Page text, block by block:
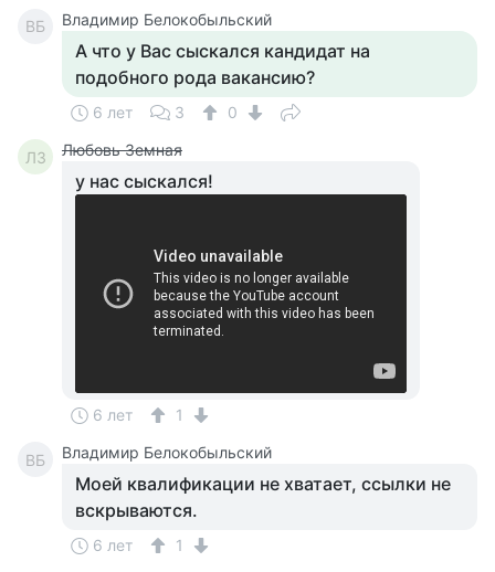
ВБ Владимир Белокобыльский
А что у Вас сыскался кандидат на
подобного рода вакансию?
6 лет 3 0
ЛЗ Любовь Земная
у нас сыскался!
6 лет 1
ВБ Владимир Белокобыльский
Моей квалификации не хватает, ссылки не
вскрываются.
6 лет 1